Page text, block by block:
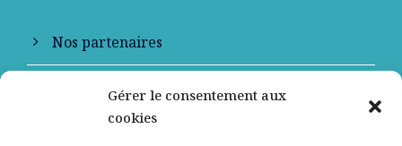
Gérer le consentement aux
cookies
Nos partenaires
Qui sommes-nous ?